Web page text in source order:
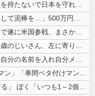
反核団体の代表を務める爺さん、「核を持たないで日本を守れますか」と中学...
「自衛隊員や報道カメラマンのフリをして泥棒を…」500万円分の預金通帳...
【速報】中比スカボロー礁を巡る問題で遂に米国参戦、まさかのこっち擁護で...
【速報】赤旗配達中の共産党市議７８歳のじいさん、左に寄りすぎたか車で民...
【悲報】高市、国民栄誉賞で記念品に自分の名前を入れ自分メインのPV撮影...
3大盆休みの害悪車「常時ハイビームマン」「車間ベタ付けマン」「法定速度...
【悲報】 取引先専務「Aを20個注文する」 ぼく「いつも1～2個しか使...